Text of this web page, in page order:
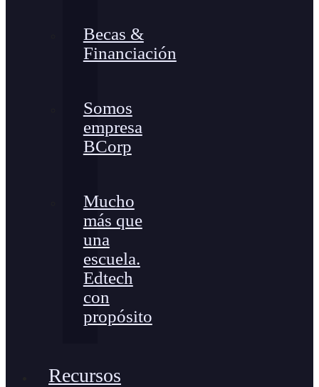
Becas &
Financiación
Somos
empresa
BCorp
Mucho
más que
una
escuela.
Edtech
con
propósito
Recursos